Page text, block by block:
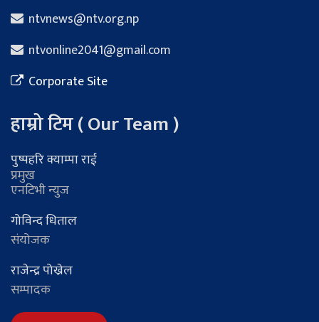
ntvnews@ntv.org.np
ntvonline2041@gmail.com
Corporate Site
हाम्रो टिम ( Our Team )
पुष्पहरि क्याम्पा राई
प्रमुख
एनटिभी न्युज
गोविन्द धिताल
संयोजक
राजेन्द्र पोख्रेल
सम्पादक